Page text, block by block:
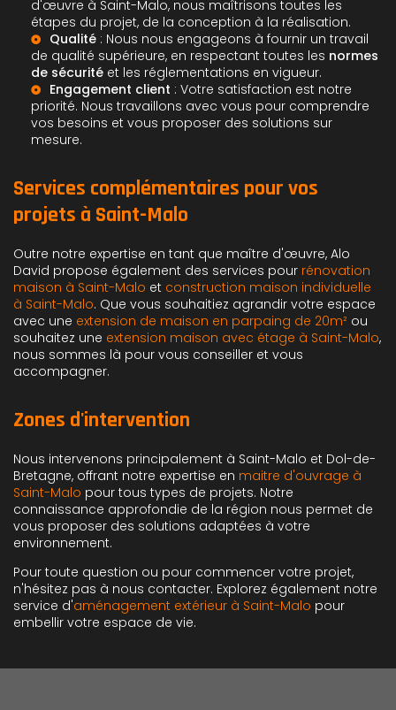
d'œuvre à Saint-Malo, nous maîtrisons toutes les
étapes du projet, de la conception à la réalisation.
Qualité : Nous nous engageons à fournir un travail
de qualité supérieure, en respectant toutes les normes
de sécurité et les réglementations en vigueur.
Engagement client : Votre satisfaction est notre
priorité. Nous travaillons avec vous pour comprendre
vos besoins et vous proposer des solutions sur
mesure.
Services complémentaires pour vos
projets à Saint-Malo
Outre notre expertise en tant que maître d'œuvre, Alo
David propose également des services pour rénovation
maison à Saint-Malo et construction maison individuelle
à Saint-Malo. Que vous souhaitiez agrandir votre espace
avec une extension de maison en parpaing de 20m² ou
souhaitez une extension maison avec étage à Saint-Malo,
nous sommes là pour vous conseiller et vous
accompagner.
Zones d'intervention
Nous intervenons principalement à Saint-Malo et Dol-de-
Bretagne, offrant notre expertise en maitre d'ouvrage à
Saint-Malo pour tous types de projets. Notre
connaissance approfondie de la région nous permet de
vous proposer des solutions adaptées à votre
environnement.
Pour toute question ou pour commencer votre projet,
n'hésitez pas à nous contacter. Explorez également notre
service d'aménagement extérieur à Saint-Malo pour
embellir votre espace de vie.